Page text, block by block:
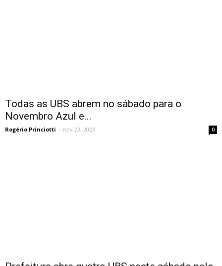
Todas as UBS abrem no sábado para o
Novembro Azul e...
Rogério Princiotti - nov 23, 2023 0